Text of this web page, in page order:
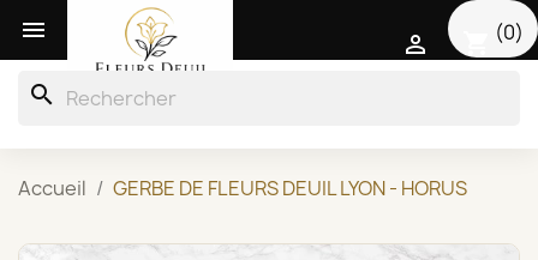
 (0)

search
Accueil GERBE DE FLEURS DEUIL LYON - HORUS